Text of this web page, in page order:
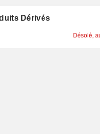
Dérivés
Désolé,